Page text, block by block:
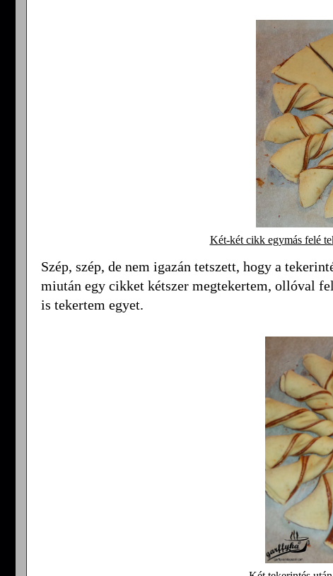
Két-két cikk egymás felé
Szép, szép, de nem igazán tetszett, hogy a
miután egy cikket kétszer megtekertem, ollóval
is tekertem egyet.